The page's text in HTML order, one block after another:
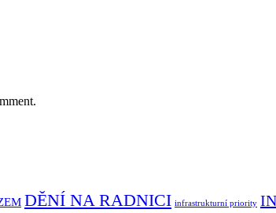
DĚNÍ NA RADNICI infrastrukturní priority